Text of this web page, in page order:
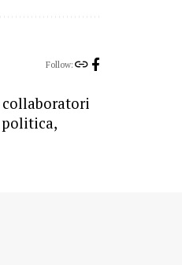
Follow:
collaboratori
politica,